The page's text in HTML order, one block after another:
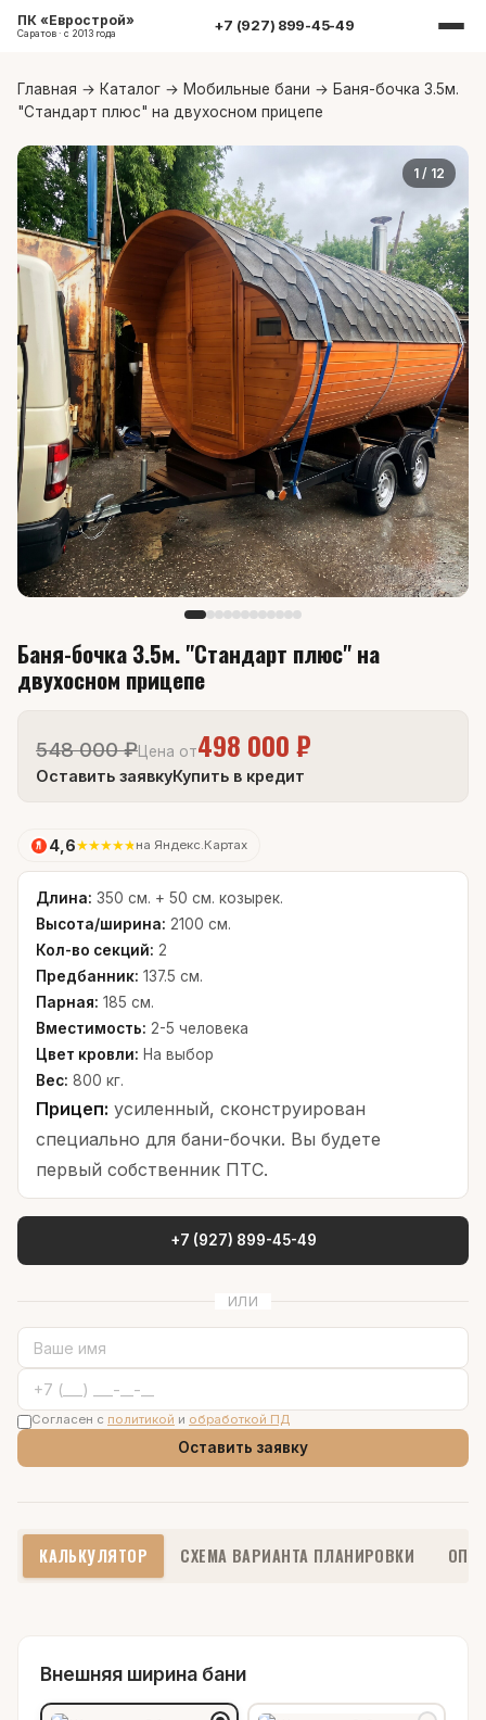
ПК «Еврострой»
Саратов · с 2013 года +7 (927) 899-45-49
Главная → Каталог → Мобильные бани → Баня-бочка 3.5м.
"Стандарт плюс" на двухосном прицепе
1 / 12
Баня-бочка 3.5м. "Стандарт плюс" на
двухосном прицепе
548 000 ₽ Цена от498 000 ₽
Оставить заявкуКупить в кредит
4,6★★★★★ на Яндекс.Картах
Длина: 350 см. + 50 см. козырек.
Высота/ширина: 2100 см.
Кол-во секций: 2
Предбанник: 137.5 см.
Парная: 185 см.
Вместимость: 2-5 человека
Цвет кровли: На выбор
Вес: 800 кг.
Прицеп: усиленный, сконструирован
специально для бани-бочки. Вы будете
первый собственник ПТС.
+7 (927) 899-45-49
ИЛИ
Согласен с политикой и обработкой ПД
Оставить заявку
КАЛЬКУЛЯТОР СХЕМА ВАРИАНТА ПЛАНИРОВКИ
Внешняя ширина бани